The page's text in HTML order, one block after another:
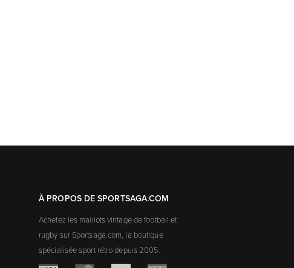
À PROPOS DE SPORTSAGA.COM
Achetez les maillots vintage de football et
rugby sur Sportsaga.com, la boutique
spécialisée sport rétro depuis 2005.